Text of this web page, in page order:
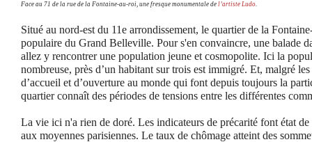
Face au 71 de la rue de la Fontaine-au-roi, une fresque monumentale de l’artiste Ludo.
Situé au nord-est du 11e arrondissement, le quartier de la
populaire du Grand Belleville. Pour s'en convaincre, une balade
allez y rencontrer une population jeune et cosmopolite. Ici la
nombreuse, près d’un habitant sur trois est immigré. Et, malgré
d’accueil et d’ouverture au monde qui font depuis toujours la
quartier connaît des périodes de tensions entre les différentes
La vie ici n'a rien de doré. Les indicateurs de précarité font état
aux moyennes parisiennes. Le taux de chômage atteint des